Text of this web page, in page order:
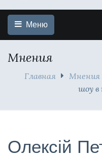
Меню
Мнения
Главная Мнения
шоу в
Олексій